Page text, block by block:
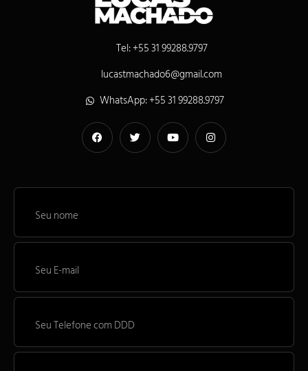
Tel: +55 31 99288.9797
lucastmachado6@gmail.com
WhatsApp: +55 31 99288.9797